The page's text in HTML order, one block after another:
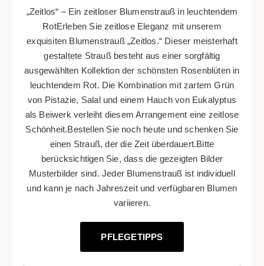
„Zeitlos“ – Ein zeitloser Blumenstrauß in leuchtendem
RotErleben Sie zeitlose Eleganz mit unserem
exquisiten Blumenstrauß „Zeitlos.“ Dieser meisterhaft
gestaltete Strauß besteht aus einer sorgfältig
ausgewählten Kollektion der schönsten Rosenblüten in
leuchtendem Rot. Die Kombination mit zartem Grün
von Pistazie, Salal und einem Hauch von Eukalyptus
als Beiwerk verleiht diesem Arrangement eine zeitlose
Schönheit.Bestellen Sie noch heute und schenken Sie
einen Strauß, der die Zeit überdauert.Bitte
berücksichtigen Sie, dass die gezeigten Bilder
Musterbilder sind. Jeder Blumenstrauß ist individuell
und kann je nach Jahreszeit und verfügbaren Blumen
variieren.
PFLEGETIPPS